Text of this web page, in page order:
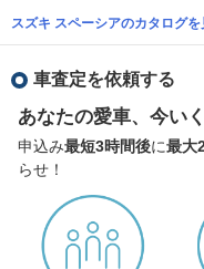
スズキ スペーシアのカタログを
車査定を依頼する
あなたの愛車、今い
申込み最短3時間後に最大
らせ！